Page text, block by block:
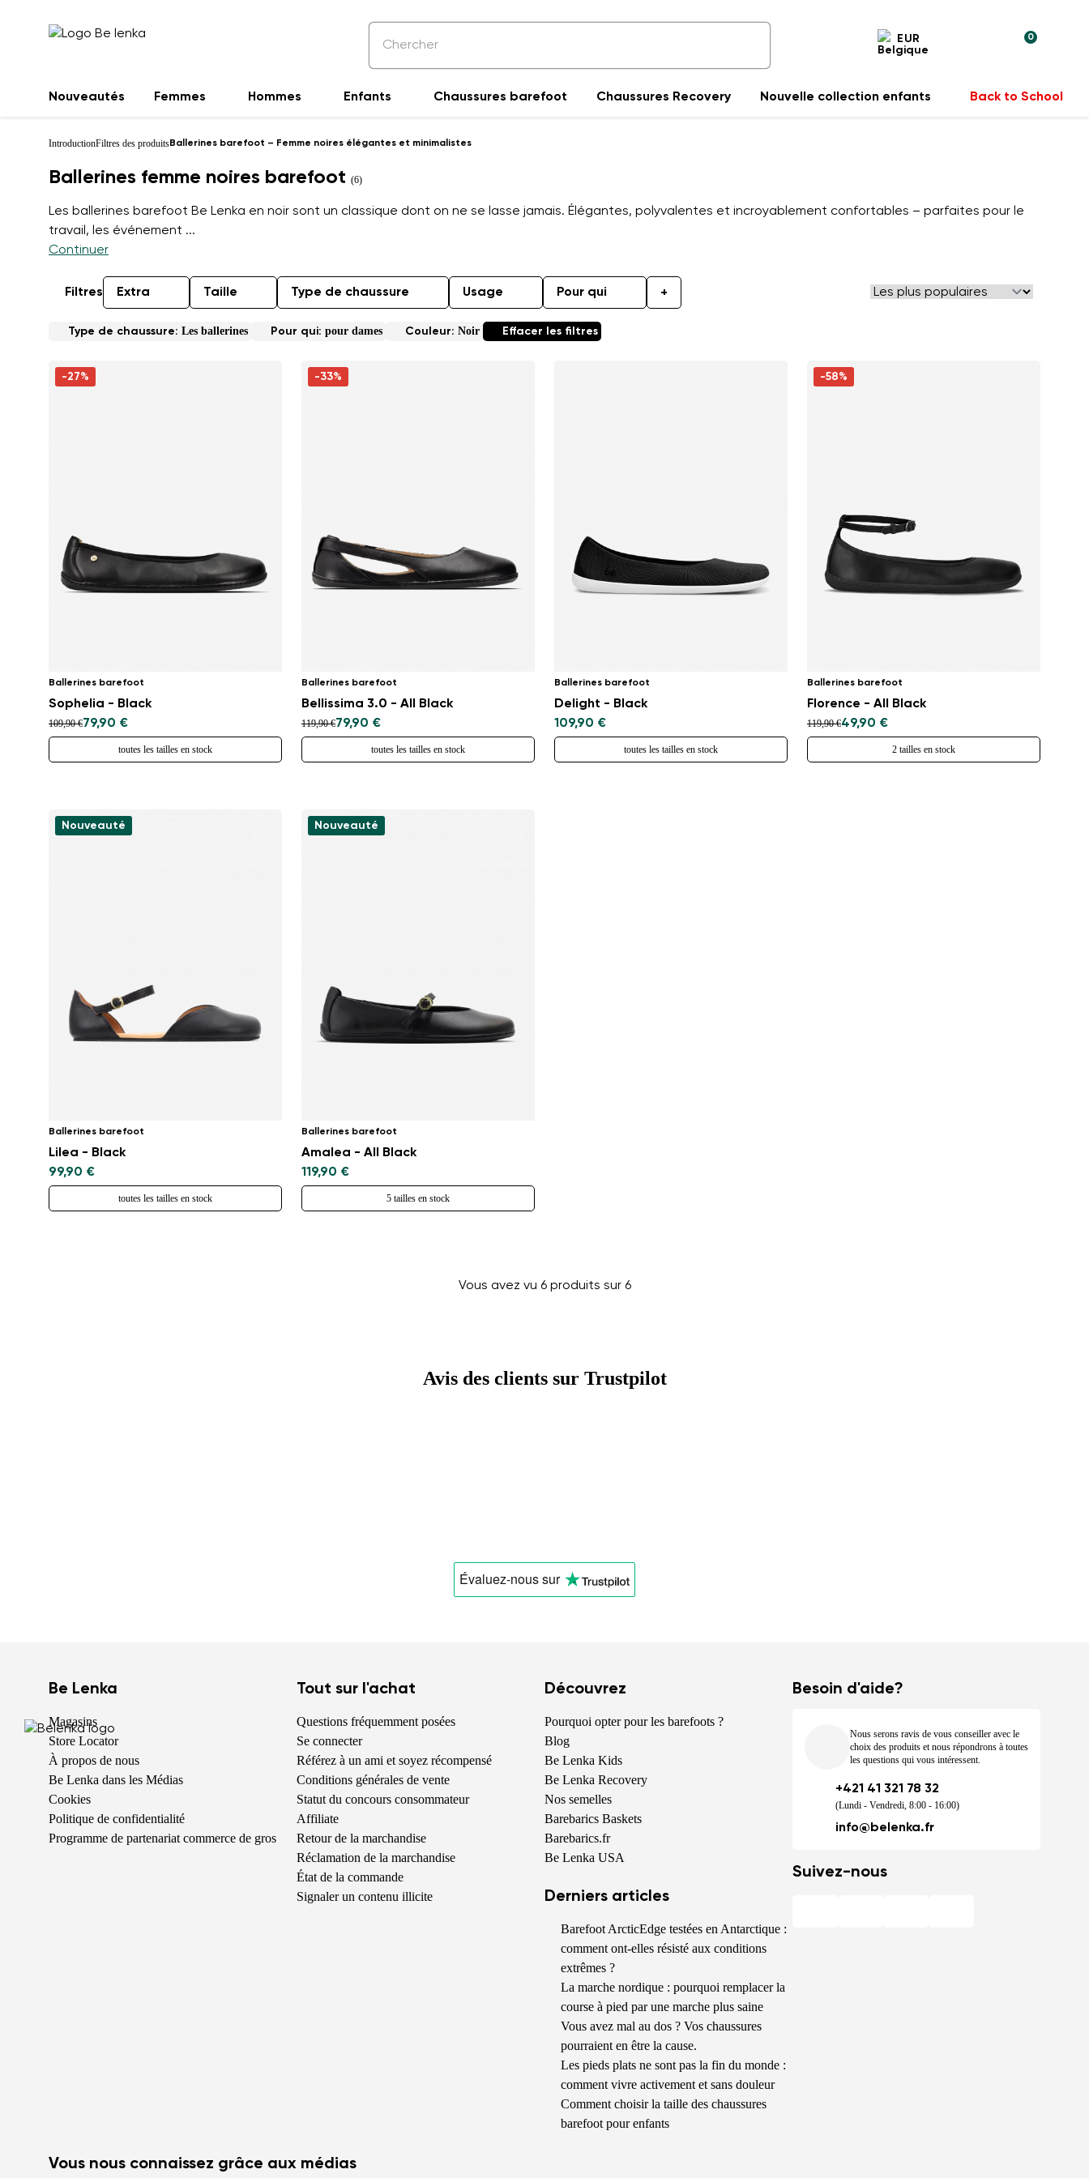
EUR 0
Nouveautés Femmes Hommes Enfants Chaussures barefoot Chaussures Recovery Nouvelle collection enfants Back to School
IntroductionFiltres des produitsBallerines barefoot – Femme noires élégantes et minimalistes
Ballerines femme noires barefoot (6)
Les ballerines barefoot Be Lenka en noir sont un classique dont on ne se lasse jamais. Élégantes, polyvalentes et incroyablement confortables – parfaites pour le
travail, les événement ...
Continuer
Filtres Extra Taille Type de chaussure Usage Pour qui +
Type de chaussure: Les ballerines Pour qui: pour dames Couleur: Noir Effacer les filtres
-27%
Ballerines barefoot
Sophelia - Black
109,90 €79,90 €
toutes les tailles en stock
-33%
Ballerines barefoot
Bellissima 3.0 - All Black
119,90 €79,90 €
toutes les tailles en stock
Ballerines barefoot
Delight - Black
109,90 €
toutes les tailles en stock
-58%
Ballerines barefoot
Florence - All Black
119,90 €49,90 €
2 tailles en stock
Nouveauté
Ballerines barefoot
Lilea - Black
99,90 €
toutes les tailles en stock
Nouveauté
Ballerines barefoot
Amalea - All Black
119,90 €
5 tailles en stock
Vous avez vu 6 produits sur 6
Avis des clients sur Trustpilot
Évaluez-noussur
Be Lenka
Magasins
Store Locator
À propos de nous
Be Lenka dans les Médias
Cookies
Politique de confidentialité
Programme de partenariat commerce de gros
Tout sur l'achat
Questions fréquemment posées
Se connecter
Référez à un ami et soyez récompensé
Conditions générales de vente
Statut du concours consommateur
Affiliate
Retour de la marchandise
Réclamation de la marchandise
État de la commande
Signaler un contenu illicite
Découvrez
Pourquoi opter pour les barefoots ?
Blog
Be Lenka Kids
Be Lenka Recovery
Nos semelles
Barebarics Baskets
Barebarics.fr
Be Lenka USA
Derniers articles
Barefoot ArcticEdge testées en Antarctique :
comment ont-elles résisté aux conditions
extrêmes ?
La marche nordique : pourquoi remplacer la
course à pied par une marche plus saine
Vous avez mal au dos ? Vos chaussures
pourraient en être la cause.
Les pieds plats ne sont pas la fin du monde :
comment vivre activement et sans douleur
Comment choisir la taille des chaussures
barefoot pour enfants
Besoin d'aide?
Nous serons ravis de vous conseiller avec le
choix des produits et nous répondrons à toutes
les questions qui vous intéressent.
+421 41 321 78 32
(Lundi - Vendredi, 8:00 - 16:00)
info@belenka.fr
Suivez-nous
Vous nous connaissez grâce aux médias